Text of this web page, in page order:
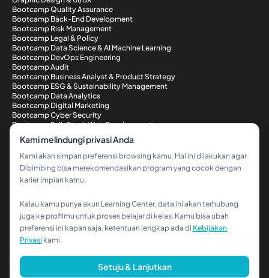
Hi!👋
Kalau kamu butuh bantuan,
Bootcamp Quality Assurance
Bootcamp Back-End Development
Bootcamp Risk Management
Bootcamp Legal & Policy
Bootcamp Data Science & AI Machine Learning
Bootcamp DevOps Engineering
Bootcamp Audit
Bootcamp Business Analyst & Product Strategy
Bootcamp ESG & Sustainability Management
Bootcamp Data Analytics
Bootcamp Digital Marketing
Bootcamp Cyber Security
Bootcamp Full-Stack Web Development
Metode Pembayaran
© 2026 PT Dibimbing. All Rights Reserved
Kami melindungi privasi Anda
Kami akan simpan preferensi browsing kamu. Hal ini dilakukan agar
Dibimbing bisa merekomendasikan program yang cocok dengan
karier impian kamu.
Kalau kamu punya akun Learning Center, data ini akan terhubung
juga ke profilmu untuk proses belajar di kelas. Kamu bisa ubah
preferensi ini kapan saja, ketentuan lengkap ada di Kebijakan
Privasi kami.
Setuju & Lanjutkan